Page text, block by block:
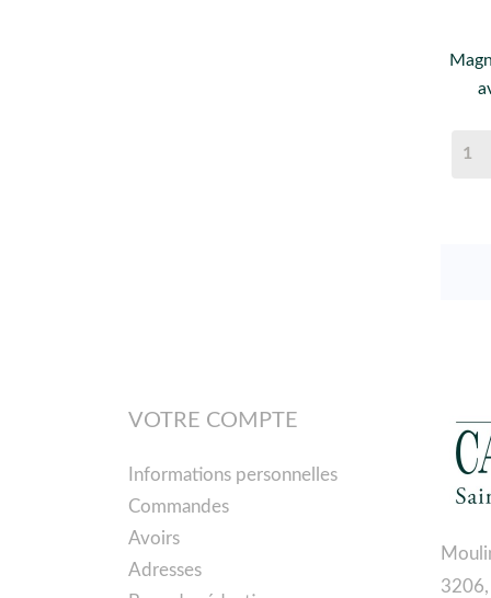
VOTRE COMPTE
Informations personnelles
Commandes
Avoirs
Adresses
3206,